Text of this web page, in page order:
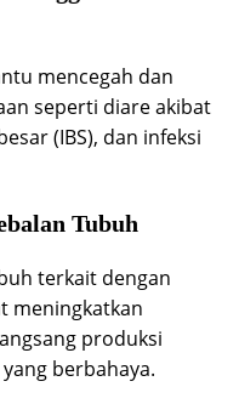
mencegah dan
seperti diare akibat
(IBS), dan infeksi
Tubuh
terkait dengan
meningkatkan
produksi
berbahaya.